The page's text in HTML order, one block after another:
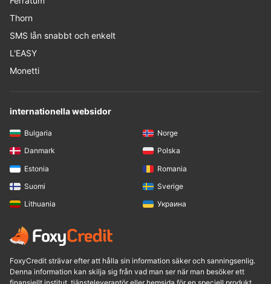
Thorn
SMS lån snabbt och enkelt
L'EASY
Monetti
internationella websidor
Bulgaria
Danmark
Estonia
Suomi
Lithuania
Norge
Polska
Romania
Sverige
Украина
FoxyCredit strävar efter att hålla sin information säker och sanningsenlig.
Denna information kan skilja sig från vad man ser när man besöker ett